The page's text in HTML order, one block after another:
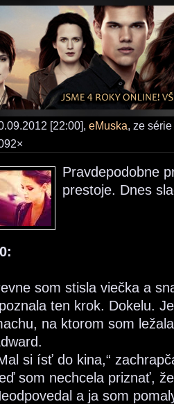
[22:00], eMuska, ze série
Pravdepodobne
prestoje. Dnes
som stisla viečka a
ten krok. Dokelu.
na ktorom som
si ísť do kina,“
som nechcela priznať,
a ja som